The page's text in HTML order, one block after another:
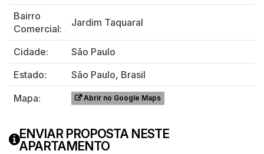
Bairro
Comercial:
Jardim Taquaral
Cidade:
São Paulo
Estado:
São Paulo, Brasil
Mapa:
Abrir no Google Maps
ENVIAR PROPOSTA NESTE
APARTAMENTO